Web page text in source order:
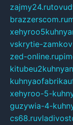
zajmy24.ru
brazzerscom.ru
vskrytie-
zed-online.ru
xehyroo-5-
guzywia-4-
cs68.ru